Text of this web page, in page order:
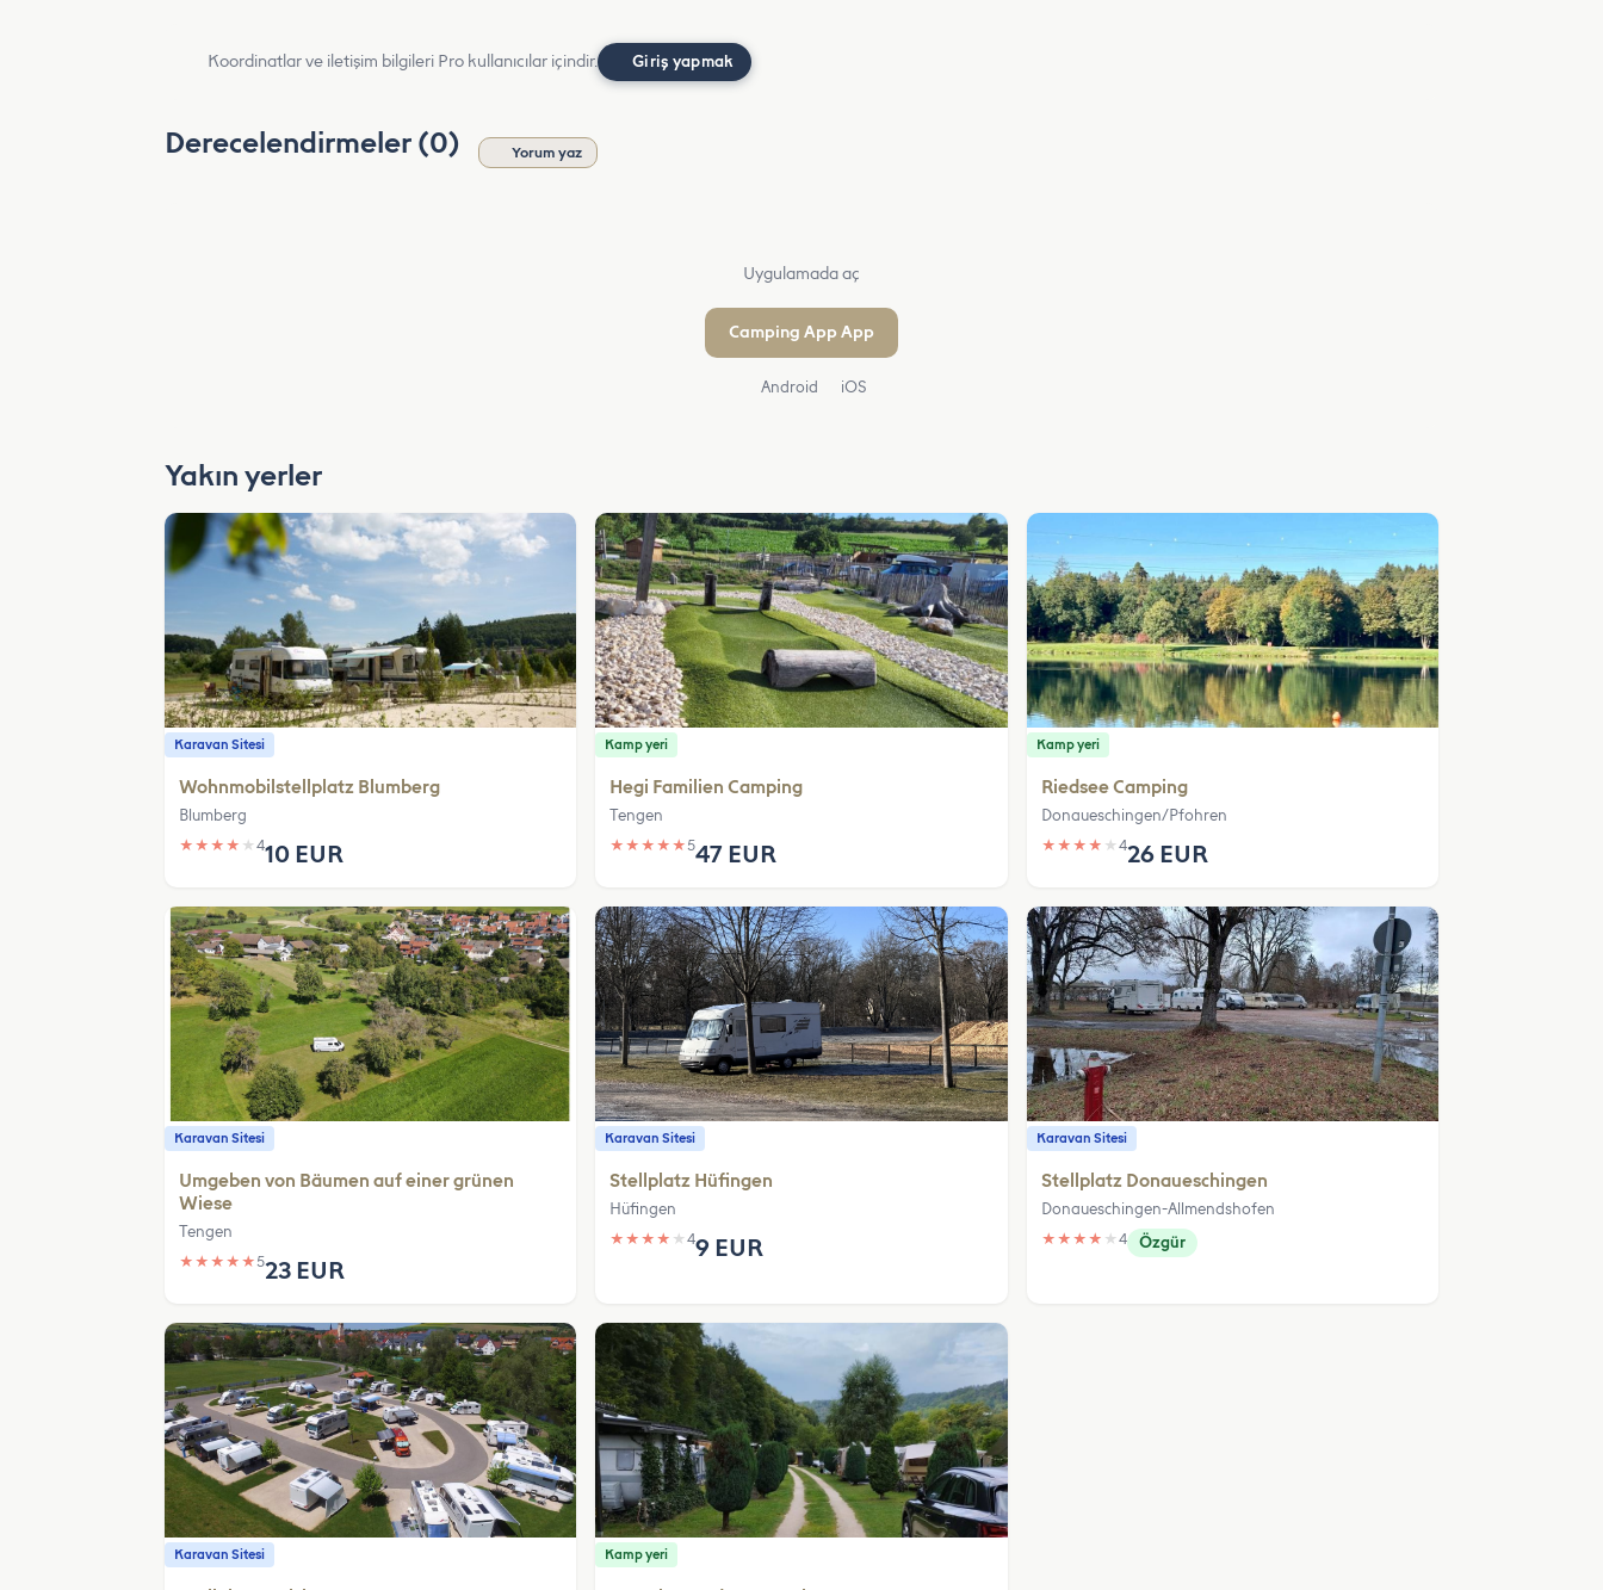
Koordinatlar ve iletişim bilgileri Pro kullanıcılar içindir. Giriş yapmak
Derecelendirmeler (0) Yorum yaz
Uygulamada aç
Camping App App
Android iOS
Yakın yerler
Karavan Sitesi
Wohnmobilstellplatz Blumberg
Blumberg
★ ★ ★ ★ ★ 410 EUR
Kamp yeri
Hegi Familien Camping
Tengen
★ ★ ★ ★ ★547 EUR
Kamp yeri
Riedsee Camping
Donaueschingen/Pfohren
★ ★ ★ ★ ★ 426 EUR
Karavan Sitesi
Umgeben von Bäumen auf einer grünen
Wiese
Tengen
★ ★ ★ ★ ★523 EUR
Karavan Sitesi
Stellplatz Hüfingen
Hüfingen
★ ★ ★ ★ ★49 EUR
Karavan Sitesi
Stellplatz Donaueschingen
Donaueschingen-Allmendshofen
★ ★ ★ ★ ★ 4 Özgür
Karavan Sitesi Kamp yeri